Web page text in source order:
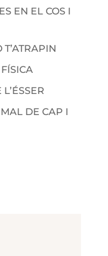
EN EL COS I
DE CAP I